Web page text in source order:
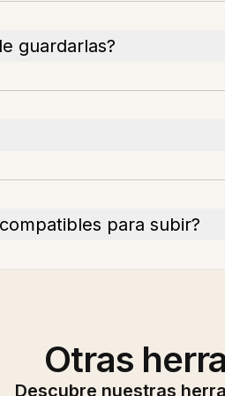
guardarlas?
para subir?
Otras
Descubre nuestras